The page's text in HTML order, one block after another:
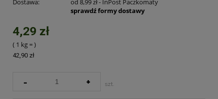
Dostawa:
od 8,99 zł- InPost Paczkomaty
sprawdź formy dostawy
4,29 zł
( 1 kg=
42,90 zł
)
- + szt.